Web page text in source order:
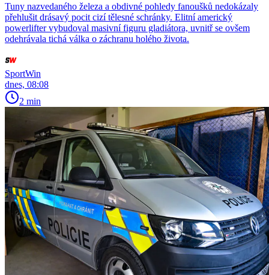
Tuny nazvedaného železa a obdivné pohledy fanoušků nedokázaly
přehlušit drásavý pocit cizí tělesné schránky. Elitní americký
powerlifter vybudoval masivní figuru gladiátora, uvnitř se ovšem
odehrávala tichá válka o záchranu holého života.
SportWin
dnes, 08:08
2 min